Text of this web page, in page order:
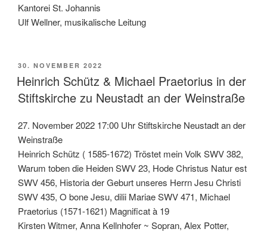
Kantorei St. Johannis
Ulf Wellner, musikalische Leitung
VERÖFFENTLICHT
AM
30. NOVEMBER 2022
Heinrich Schütz & Michael Praetorius in der
Stiftskirche zu Neustadt an der Weinstraße
27. November 2022 17:00 Uhr Stiftskirche Neustadt an der
Weinstraße
Heinrich Schütz ( 1585-1672) Tröstet mein Volk SWV 382,
Warum toben die Heiden SWV 23, Hode Christus Natur est
SWV 456, Historia der Geburt unseres Herrn Jesu Christi
SWV 435, O bone Jesu, dilii Mariae SWV 471, Michael
Praetorius (1571-1621) Magnificat à 19
Kirsten Witmer, Anna Kellnhofer ~ Sopran, Alex Potter,